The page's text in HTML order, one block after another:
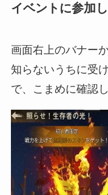
イベントに参加
画面右上のバナー
知らないうちに受
で、こまめに確認